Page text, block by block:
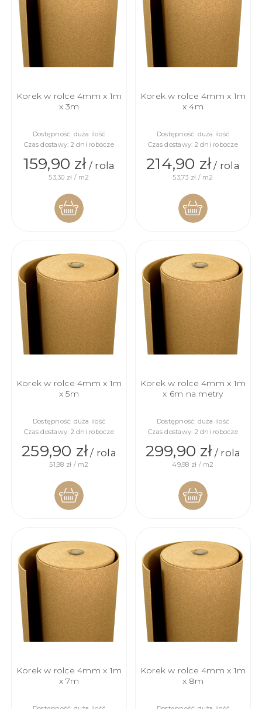
Korek w rolce 4mm x 1m
x 3m
Dostępność: duża ilość
Czas dostawy: 2 dni robocze
159,90 zł/ rola
53,30 zł / m2
KOSZYKA
Korek w rolce 4mm x 1m
x 4m
Dostępność: duża ilość
Czas dostawy: 2 dni robocze
214,90 zł/ rola
53,73 zł / m2
KOSZYKA
Korek w rolce 4mm x 1m
x 5m
Dostępność: duża ilość
Czas dostawy: 2 dni robocze
259,90 zł/ rola
51,98 zł / m2
KOSZYKA
Korek w rolce 4mm x 1m
x 6m na metry
Dostępność: duża ilość
Czas dostawy: 2 dni robocze
299,90 zł/ rola
49,98 zł / m2
KOSZYKA
Korek w rolce 4mm x 1m
x 7m
Korek w rolce 4mm x 1m
x 8m